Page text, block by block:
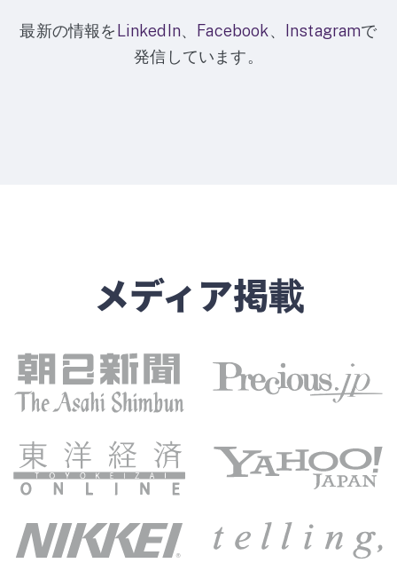
最新の情報をLinkedIn、 Facebook、 Instagramで
発信しています。
メディア掲載